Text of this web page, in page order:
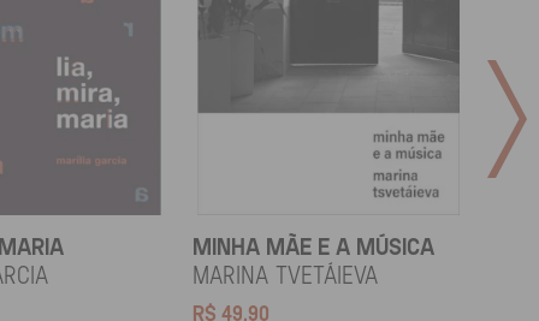
MINHA MÃE E A MÚSICA
Marina Tvetáieva
R$ 49,90